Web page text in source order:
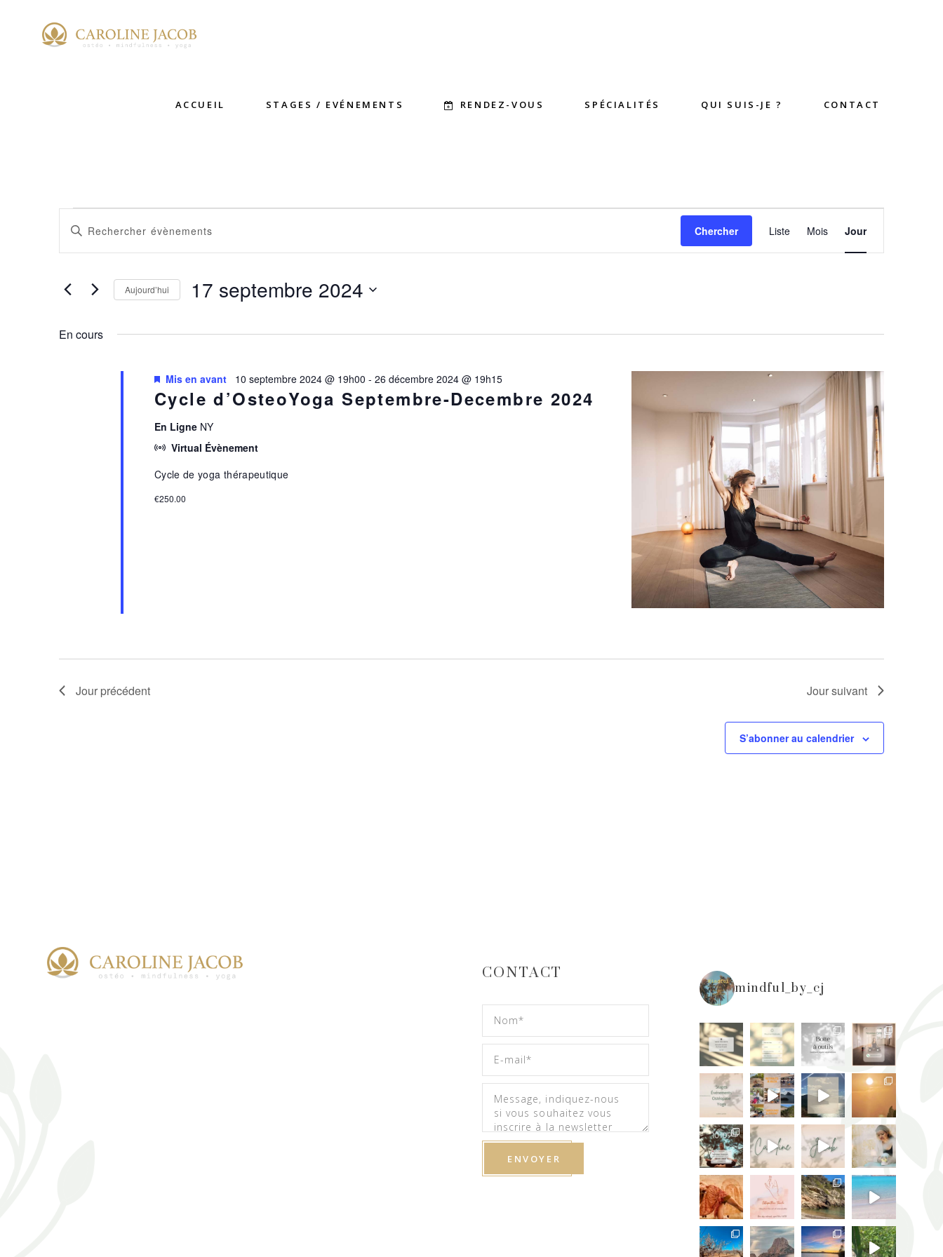
ACCUEIL STAGES / EVÉNEMENTS RENDEZ-VOUS SPÉCIALITÉS QUI SUIS-JE ? CONTACT
ÉVÈNEMENTS
FOR
SEPTEMBRE
2024
RECHERCHE
ET
NAVIGATION
DE
ÉVÈNEMENTS
Saisir
Rechercher
Chercher
de
Liste Mois Jour
Aujourd’hui 17 septembre 2024
une
En cours
Cycle d’OsteoYoga Septembre-Decembre 2024
Mis en avant 10 septembre 2024 @ 19h00 - 26 décembre 2024 @ 19h15
En Ligne NY
Virtual Évènement
Cycle de yoga thérapeutique
€250.00
Jour précédent Jour suivant
S’abonner au calendrier
CONTACT
mindful_by_cj